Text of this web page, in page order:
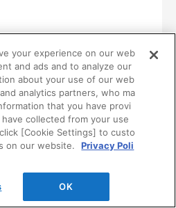
your experience on our web
and ads and to analyze our
about your use of our web
analytics partners, who ma
that you have provi
collected from your use
[Cookie Settings] to custo
on our website.
Privacy Poli
OK